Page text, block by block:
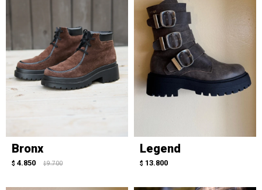
Bronx
$ 4.850 $ 9.700
Legend
$ 13.800